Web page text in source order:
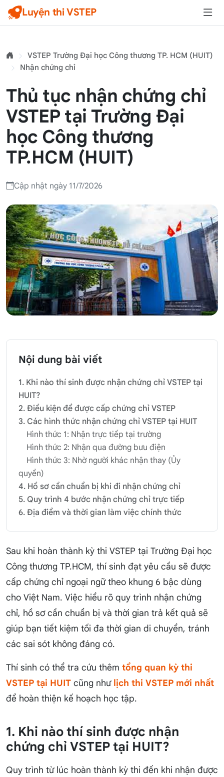
Luyện thi VSTEP
VSTEP Trường Đại học Công thương TP. HCM (HUIT)
Nhận chứng chỉ
Thủ tục nhận chứng chỉ
VSTEP tại Trường Đại
học Công thương
TP.HCM (HUIT)
Cập nhật ngày 11/7/2026
Nội dung bài viết
1. Khi nào thí sinh được nhận chứng chỉ VSTEP tại
HUIT?
2. Điều kiện để được cấp chứng chỉ VSTEP
3. Các hình thức nhận chứng chỉ VSTEP tại HUIT
Hình thức 1: Nhận trực tiếp tại trường
Hình thức 2: Nhận qua đường bưu điện
Hình thức 3: Nhờ người khác nhận thay (Ủy
quyền)
4. Hồ sơ cần chuẩn bị khi đi nhận chứng chỉ
5. Quy trình 4 bước nhận chứng chỉ trực tiếp
6. Địa điểm và thời gian làm việc chính thức
Sau khi hoàn thành kỳ thi VSTEP tại Trường Đại học
Công thương TP.HCM, thí sinh đạt yêu cầu sẽ được
cấp chứng chỉ ngoại ngữ theo khung 6 bậc dùng
cho Việt Nam. Việc hiểu rõ quy trình nhận chứng
chỉ, hồ sơ cần chuẩn bị và thời gian trả kết quả sẽ
giúp bạn tiết kiệm tối đa thời gian di chuyển, tránh
các sai sót không đáng có.
Thí sinh có thể tra cứu thêm tổng quan kỳ thi
VSTEP tại HUIT cũng như lịch thi VSTEP mới nhất
để hoàn thiện kế hoạch học tập.
1. Khi nào thí sinh được nhận
chứng chỉ VSTEP tại HUIT?
Quy trình từ lúc hoàn thành kỳ thi đến khi nhận được